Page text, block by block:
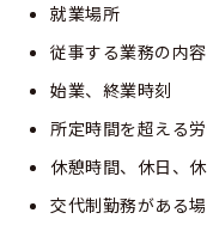
就業場所
従事する業務の内容
始業、終業時刻
所定時間を超える
休憩時間、休日、
交代制勤務がある